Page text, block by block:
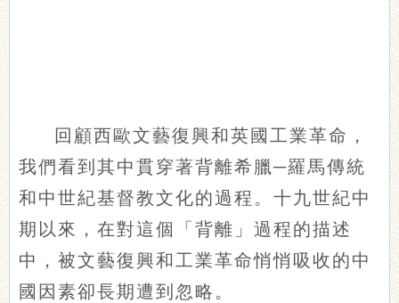
回顧西歐文藝復興和英國工業革命，
我們看到其中貫穿著背離希臘─羅馬傳統
和中世紀基督教文化的過程。十九世紀中
期以來，在對這個「背離」過程的描述
中，被文藝復興和工業革命悄悄吸收的中
國因素卻長期遭到忽略。